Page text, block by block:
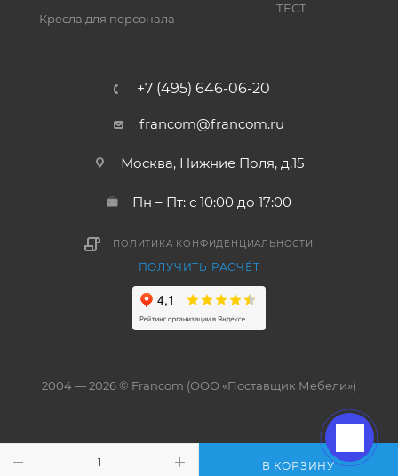
В КОРЗИНУ
Кресла для персонала
ТЕСТ
+7 (495) 646-06-20
francom@francom.ru
Москва, Нижние Поля, д.15
Пн – Пт: с 10:00 до 17:00
ПОЛИТИКА КОНФИДЕНЦИАЛЬНОСТИ
ПОЛУЧИТЬ РАСЧЁТ
2004 — 2026 © Francom (ООО «Поставщик Мебели»)